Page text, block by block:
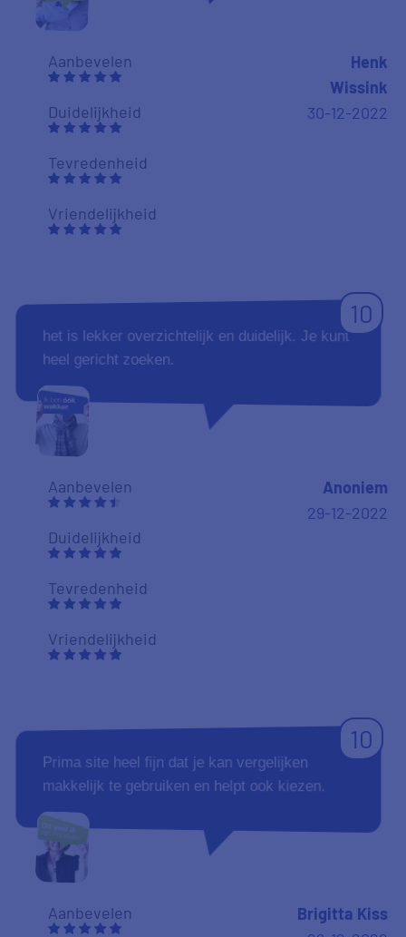
Aanbevelen
Duidelijkheid
Tevredenheid
Vriendelijkheid
Henk
Wissink
30-12-2022
10
het is lekker overzichtelijk en duidelijk. Je kunt
heel gericht zoeken.
Aanbevelen
Duidelijkheid
Tevredenheid
Vriendelijkheid
Anoniem
29-12-2022
10
Prima site heel fijn dat je kan vergelijken
makkelijk te gebruiken en helpt ook kiezen.
Aanbevelen
Brigitta Kiss